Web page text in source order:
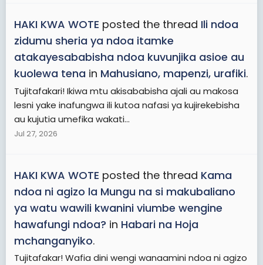
HAKI KWA WOTE posted the thread Ili ndoa
zidumu sheria ya ndoa itamke
atakayesababisha ndoa kuvunjika asioe au
kuolewa tena in Mahusiano, mapenzi, urafiki.
Tujitafakari! Ikiwa mtu akisababisha ajali au makosa
lesni yake inafungwa ili kutoa nafasi ya kujirekebisha
au kujutia umefika wakati...
Jul 27, 2026
HAKI KWA WOTE posted the thread Kama
ndoa ni agizo la Mungu na si makubaliano
ya watu wawili kwanini viumbe wengine
hawafungi ndoa? in Habari na Hoja
mchanganyiko.
Tujitafakar! Wafia dini wengi wanaamini ndoa ni agizo